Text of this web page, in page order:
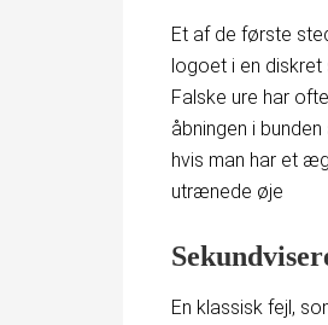
Et af de første
logoet i en diskret
Falske ure har
åbningen i
hvis man har et
utrænede øje
En klassisk fejl,